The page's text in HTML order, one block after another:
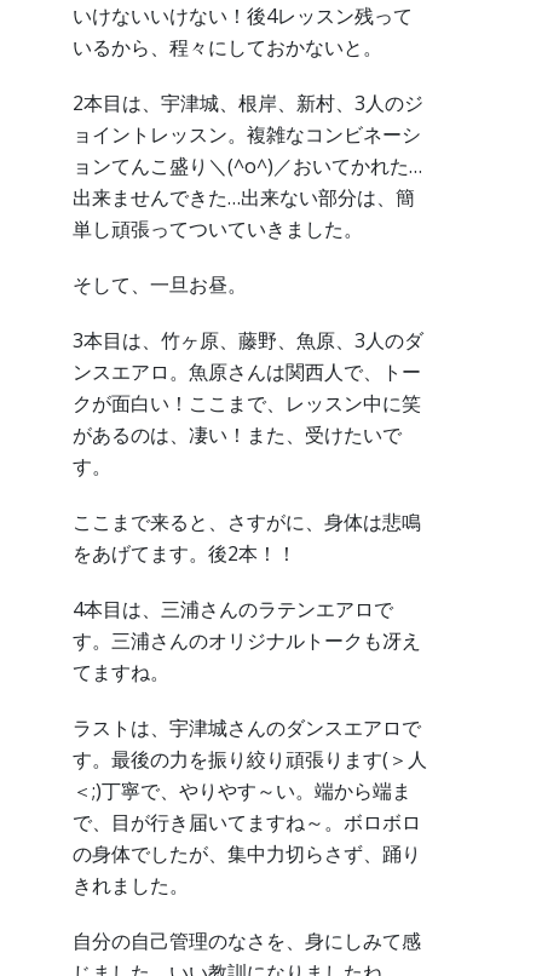
いけないいけない！後4レッスン残って
いるから、程々にしておかないと。
2本目は、宇津城、根岸、新村、3人のジ
ョイントレッスン。複雑なコンビネーシ
ョンてんこ盛り＼(^o^)／おいてかれた…
出来ませんできた…出来ない部分は、簡
単し頑張ってついていきました。
そして、一旦お昼。
3本目は、竹ヶ原、藤野、魚原、3人のダ
ンスエアロ。魚原さんは関西人で、トー
クが面白い！ここまで、レッスン中に笑
があるのは、凄い！また、受けたいで
す。
ここまで来ると、さすがに、身体は悲鳴
をあげてます。後2本！！
4本目は、三浦さんのラテンエアロで
す。三浦さんのオリジナルトークも冴え
てますね。
ラストは、宇津城さんのダンスエアロで
す。最後の力を振り絞り頑張ります(＞人
＜;)丁寧で、やりやす～い。端から端ま
で、目が行き届いてますね～。ボロボロ
の身体でしたが、集中力切らさず、踊り
きれました。
自分の自己管理のなさを、身にしみて感